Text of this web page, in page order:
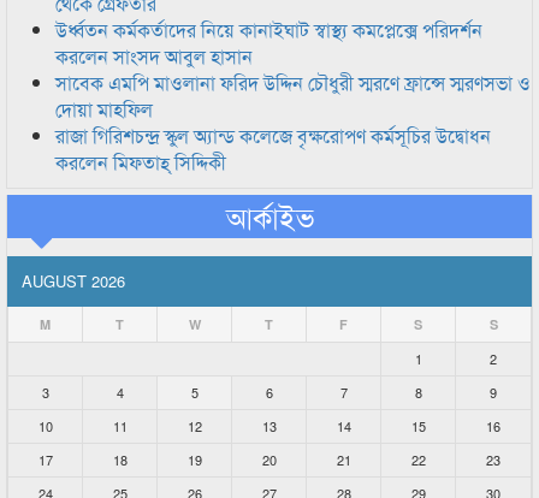
উর্ধ্বতন কর্মকর্তাদের নিয়ে কানাইঘাট স্বাস্থ্য কমপ্লেক্সে পরিদর্শন
করলেন সাংসদ আবুল হাসান
সাবেক এমপি মাওলানা ফরিদ উদ্দিন চৌধুরী স্মরণে ফ্রান্সে স্মরণসভা ও
দোয়া মাহফিল
রাজা গিরিশচন্দ্র স্কুল অ্যান্ড কলেজে বৃক্ষরোপণ কর্মসূচির উদ্বোধন
করলেন মিফতাহ্ সিদ্দিকী
আর্কাইভ
AUGUST 2026
M T W T F S S
1
2
3
4 5 6 7 8
9
10
11 12 13 14 15
16
17
18 19 20 21 22
23
24
25 26 27 28 29 30